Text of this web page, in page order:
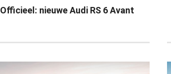
Officieel: nieuwe Audi RS 6 Avant